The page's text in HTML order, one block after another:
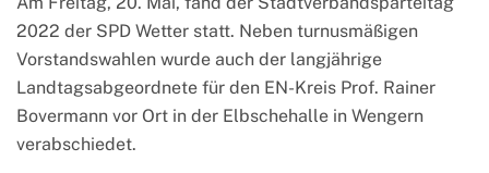
2022 der SPD Wetter statt. Neben turnusmäßigen
Vorstandswahlen wurde auch der langjährige
Landtagsabgeordnete für den EN-Kreis Prof. Rainer
Bovermann vor Ort in der Elbschehalle in Wengern
verabschiedet.